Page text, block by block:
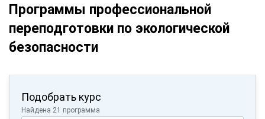
Программы профессиональной
переподготовки по экологической
безопасности
Подобрать курс
Найдена 21 программа